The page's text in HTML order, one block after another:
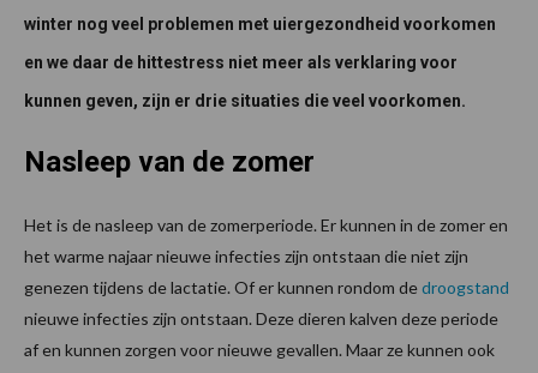
winter nog veel problemen met uiergezondheid voorkomen
en we daar de hittestress niet meer als verklaring voor
kunnen geven, zijn er drie situaties die veel voorkomen.
Nasleep van de zomer
Het is de nasleep van de zomerperiode. Er kunnen in de zomer en
het warme najaar nieuwe infecties zijn ontstaan die niet zijn
genezen tijdens de lactatie. Of er kunnen rondom dedroogstand
nieuwe infecties zijn ontstaan. Deze dieren kalven deze periode
af en kunnen zorgen voor nieuwe gevallen. Maar ze kunnen ook